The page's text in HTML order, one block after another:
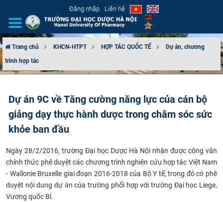
Đăng nhập Liên hệ
GIỚI THIỆU
TUYỂN SINH
ĐẢM BẢO CHẤT LƯỢNG
KHOA HỌC CÔNG NGHỆ
Trang chủ KHCN-HTPT HỢP TÁC QUỐC TẾ
Dự án, chương
trình hợp tác
Dự án 9C về Tăng cường năng lực của cán bộ
giảng dạy thực hành dược trong chăm sóc sức
khỏe ban đầu
Ngày 28/2/2016, trường Đại học Dược Hà Nội nhận được công văn
chính thức phê duyệt các chương trình nghiên cứu hợp tác Việt Nam
- Wallonie Bruxelle giai đoạn 2016-2018 của Bộ Y tế, trong đó có phê
duyệt nội dung dự án của trường phối hợp với trường Đại học Liege,
Vương quốc Bỉ.